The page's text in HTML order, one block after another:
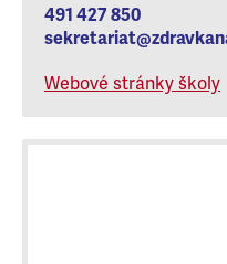
491 427 850
Webové stránky školy